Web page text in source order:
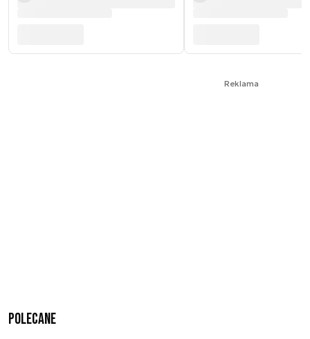
Reklama
Polecane